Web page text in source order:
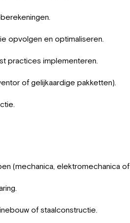
opvolgen en optimaliseren.
practices implementeren.
of gelijkaardige pakketten).
(mechanica, elektromechanica of
of staalconstructie.